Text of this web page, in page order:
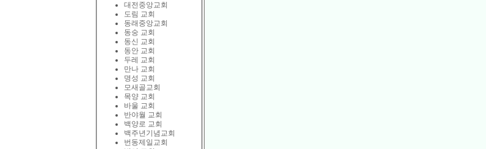
대전중앙교회
도림 교회
동래중앙교회
동숭 교회
동신 교회
동안 교회
두레 교회
만나 교회
명성 교회
모새골교회
목양 교회
바울 교회
반야월 교회
백양로 교회
백주년기념교회
번동제일교회